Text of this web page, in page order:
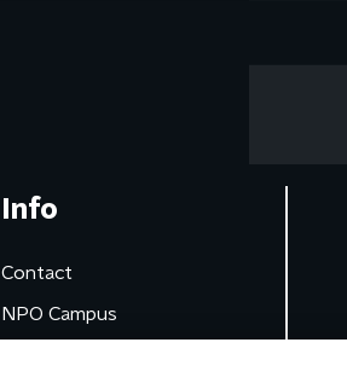
Info
Contact
NPO Campus